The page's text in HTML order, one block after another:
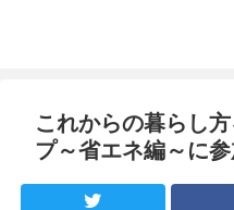
これからの暮らし
プ～省エネ編～に参